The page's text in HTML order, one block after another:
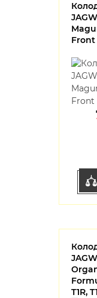
Front
T1R,